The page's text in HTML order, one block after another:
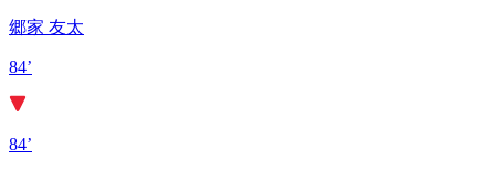
郷家 友太
84’
84’